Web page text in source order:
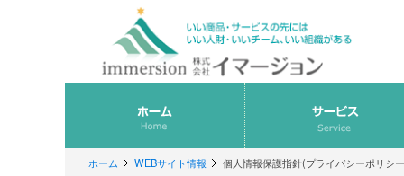
ホーム WEBサイト情報 個人情報保護指針(プライバシーポリシ